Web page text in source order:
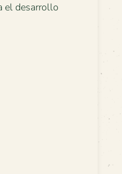
el desarrollo